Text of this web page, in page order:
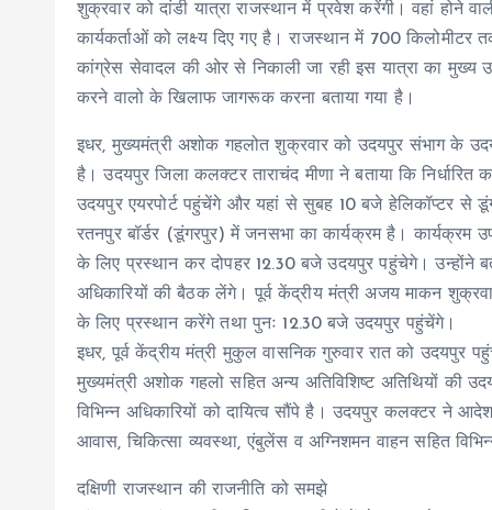
शुक्रवार को दांडी यात्रा राजस्थान में प्रवेश करेंगी। वहां होने
कार्यकर्ताओं को लक्ष्य दिए गए है। राजस्थान में 700 किलोमीटर
कांग्रेस सेवादल की ओर से निकाली जा रही इस यात्रा का मुख्य
करने वालो के खिलाफ जागरूक करना बताया गया है।
इधर, मुख्यमंत्री अशोक गहलोत शुक्रवार को उदयपुर संभाग के
है। उदयपुर जिला कलक्टर ताराचंद मीणा ने बताया कि
उदयपुर एयरपोर्ट पहुंचेंगे और यहां से सुबह 10 बजे हेलिकॉप्टर से
रतनपुर बॉर्डर (डूंगरपुर) में जनसभा का कार्यक्रम है। कार्यक्रम
के लिए प्रस्थान कर दोपहर 12.30 बजे उदयपुर पहुंचेगे। उन्होंने
अधिकारियों की बैठक लेंगे। पूर्व केंद्रीय मंत्री अजय माकन
के लिए प्रस्थान करेंगे तथा पुनः 12.30 बजे उदयपुर पहुंचेंगे।
इधर, पूर्व केंद्रीय मंत्री मुकुल वासनिक गुरुवार रात को उदयपुर
मुख्यमंत्री अशोक गहलो सहित अन्य अतिविशिष्ट अतिथियों की
विभिन्न अधिकारियों को दायित्व सौंपे है। उदयपुर कलक्टर ने
आवास, चिकित्सा व्यवस्था, एंबुलेंस व अग्निशमन वाहन सहित
दक्षिणी राजस्थान की राजनीति को समझे